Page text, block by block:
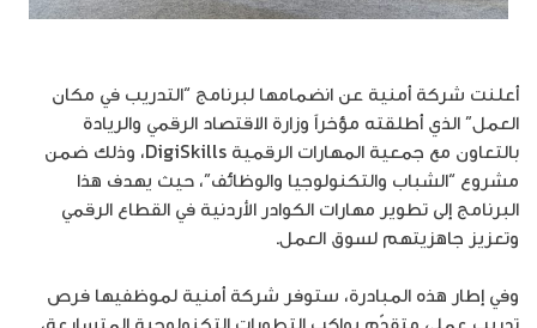
أعلنت شركة أمنية عن انضمامها لبرنامج “التدريب في مكان
العمل” الذي أطلقته مؤخراً وزارة الاقتصاد الرقمي والريادة
بالتعاون مع جمعية المهارات الرقمية DigiSkills، وذلك ضمن
مشروع “الشباب والتكنولوجيا والوظائف”، حيث يهدف هذا
البرنامج إلى تطوير مهارات الكوادر الأردنية في القطاع الرقمي
وتعزيز جاهزيتهم لسوق العمل.
وفي إطار هذه المبادرة، ستوفر شركة أمنية لموظفيها فرص